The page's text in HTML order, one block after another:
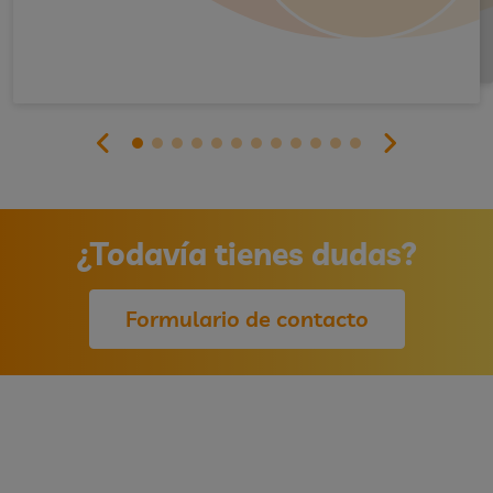
¿Todavía tienes dudas?
Formulario de contacto